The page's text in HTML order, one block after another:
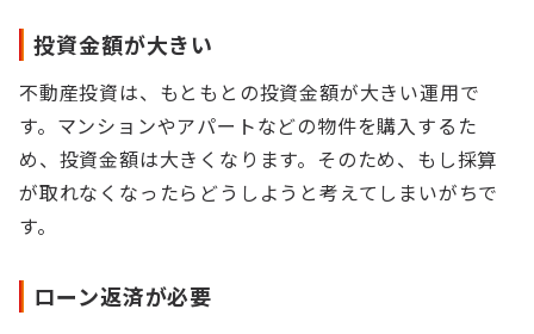
投資金額が大きい
不動産投資は、もともとの投資金額が大きい運用で
す。マンションやアパートなどの物件を購入するた
め、投資金額は大きくなります。そのため、もし採算
が取れなくなったらどうしようと考えてしまいがちで
す。
ローン返済が必要